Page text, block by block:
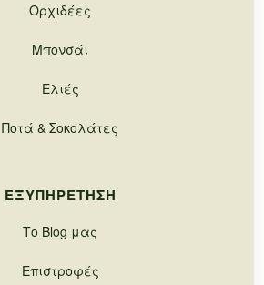
Ορχιδέες
Μπονσάι
Ελιές
Ποτά & Σοκολάτες
ΕΞΥΠΗΡΈΤΗΣΗ
Το Blog μας
Επιστροφές